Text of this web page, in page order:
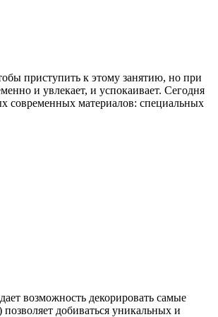
приступить к этому занятию, но при
и увлекает, и успокаивает. Сегодня
современных материалов: специальных
возможность декорировать самые
добиваться уникальных и